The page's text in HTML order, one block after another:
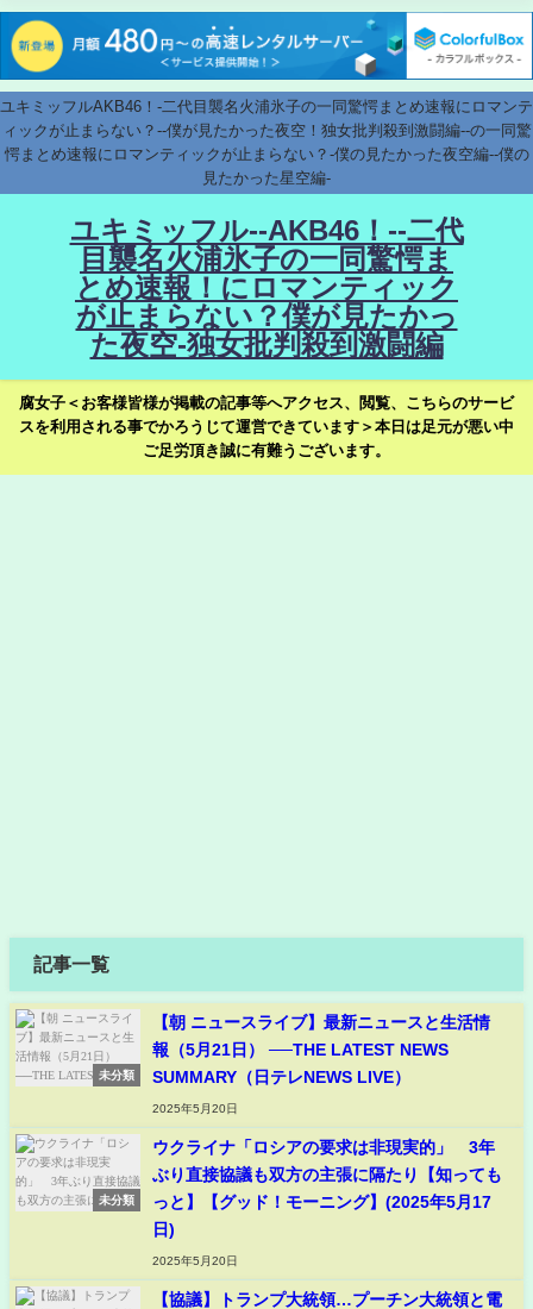
ユキミッフルAKB46！-二代目襲名火浦氷子の一同驚愕まとめ速報にロマンテ
ィックが止まらない？--僕が見たかった夜空！独女批判殺到激闘編--の一同驚
愕まとめ速報にロマンティックが止まらない？-僕の見たかった夜空編--僕の
見たかった星空編-
ユキミッフル--AKB46！--二代
目襲名火浦氷子の一同驚愕ま
とめ速報！にロマンティック
が止まらない？僕が見たかっ
た夜空-独女批判殺到激闘編
腐女子＜お客様皆様が掲載の記事等へアクセス、閲覧、こちらのサービ
スを利用される事でかろうじて運営できています＞本日は足元が悪い中
ご足労頂き誠に有難うございます。
記事一覧
未分類
【朝 ニュースライブ】最新ニュースと生活情
報（5月21日） ──THE LATEST NEWS
SUMMARY（日テレNEWS LIVE）
2025年5月20日
未分類
ウクライナ「ロシアの要求は非現実的」 3年
ぶり直接協議も双方の主張に隔たり【知っても
っと】【グッド！モーニング】(2025年5月17
日)
2025年5月20日
【協議】トランプ大統領…プーチン大統領と電